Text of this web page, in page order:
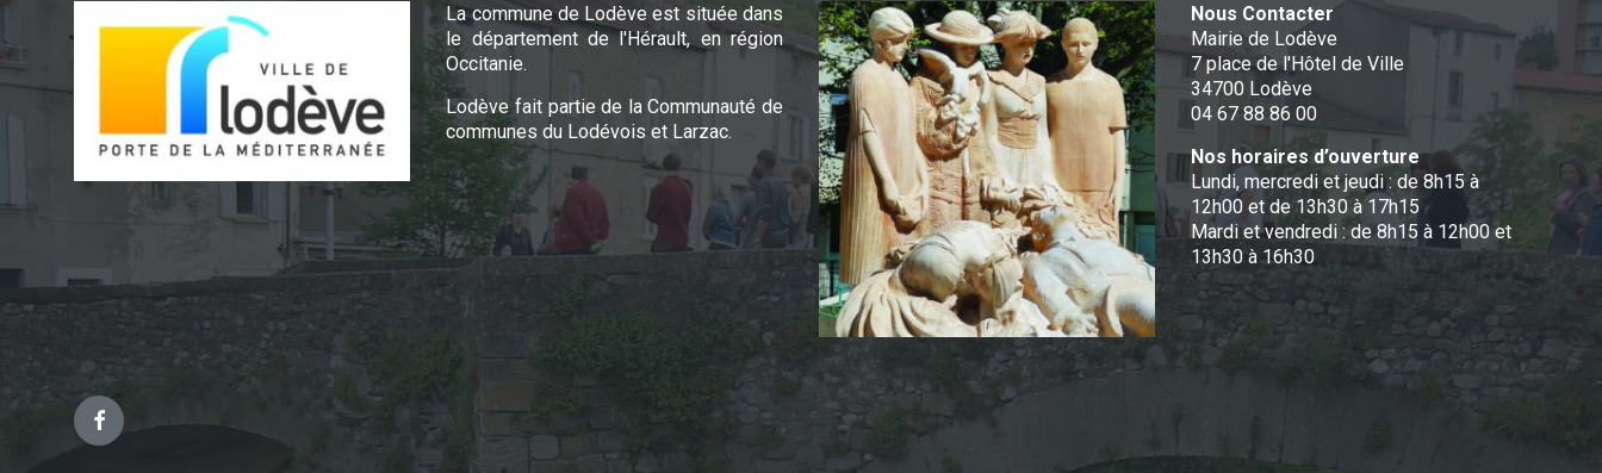
La commune de Lodève est située dans
le département de l'Hérault, en région
Occitanie.
Lodève fait partie de la Communauté de
communes du Lodévois et Larzac.
Nous Contacter
Mairie de Lodève
7 place de l'Hôtel de Ville
34700 Lodève
04 67 88 86 00
Nos horaires d’ouverture
Lundi, mercredi et jeudi : de 8h15 à
12h00 et de 13h30 à 17h15
Mardi et vendredi : de 8h15 à 12h00 et
13h30 à 16h30
Facebook